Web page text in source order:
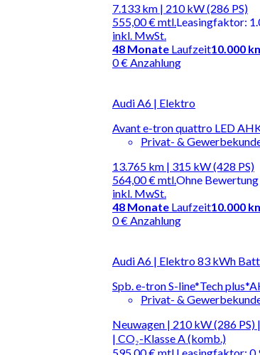
7.133 km | 210 kW (286 PS)
555,00 €mtl.
inkl. MwSt.
Leasingfaktor:
48 Monate Laufzeit10.000
0 € Anzahlung
Audi A6 | Elektro
Avant e-tron quattro LED
Privat- &
13.765 km | 315 kW (428 PS)
564,00 €mtl.
inkl. MwSt.
Ohne Bewertung
48 Monate Laufzeit10.000
0 € Anzahlung
Audi A6 | Elektro 83 kWh
Spb. e-tron S-line*Tech
Privat- &
Neuwagen | 210 kW (286
| CO₂-Klasse A (komb.)
595,00 €mtl. Leasingfaktor: